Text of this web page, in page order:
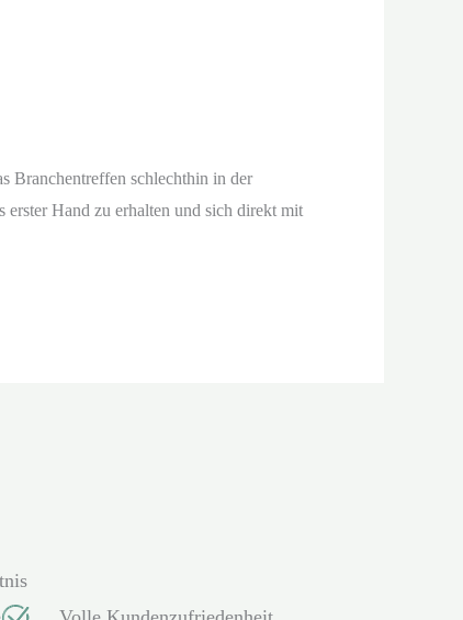
Branchentreffen schlechthin in der
Hand zu erhalten und sich direkt mit